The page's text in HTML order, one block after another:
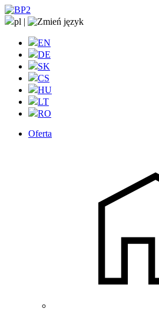
pl |
EN
DE
SK
CS
HU
LT
RO
Oferta